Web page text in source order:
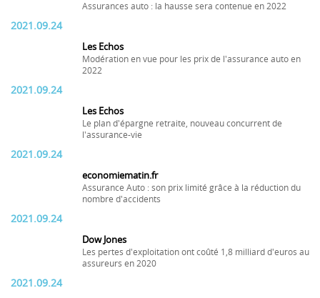
Assurances auto : la hausse sera contenue en 2022
2021.09.24
Les Echos
Modération en vue pour les prix de l'assurance auto en
2022
2021.09.24
Les Echos
Le plan d'épargne retraite, nouveau concurrent de
l'assurance-vie
2021.09.24
economiematin.fr
Assurance Auto : son prix limité grâce à la réduction du
nombre d'accidents
2021.09.24
Dow Jones
Les pertes d'exploitation ont coûté 1,8 milliard d'euros au
assureurs en 2020
2021.09.24